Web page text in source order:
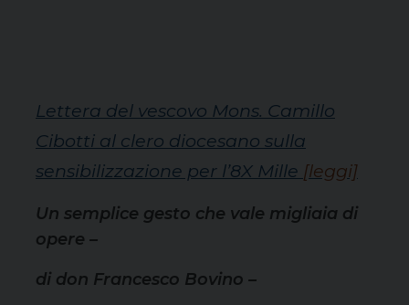
Lettera del vescovo Mons. Camillo
Cibotti al clero diocesano sulla
sensibilizzazione per l’8X Mille [leggi]
Un semplice gesto che vale migliaia di
opere –
di don Francesco Bovino –